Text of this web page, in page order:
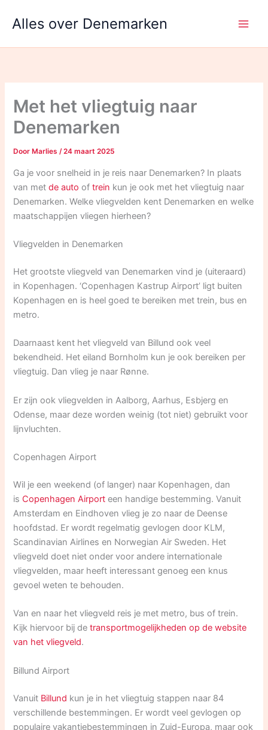
naar
inhoud
Alles over Denemarken
Met het vliegtuig naar
Denemarken
Door Marlies/24 maart 2025
Ga je voor snelheid in je reis naar Denemarken? In plaats
van metde auto oftrein kun je ook met het vliegtuig naar
Denemarken. Welke vliegvelden kent Denemarken en welke
maatschappijen vliegen hierheen?
Vliegvelden in Denemarken
Het grootste vliegveld van Denemarken vind je (uiteraard)
in Kopenhagen. ‘Copenhagen Kastrup Airport’ ligt buiten
Kopenhagen en is heel goed te bereiken met trein, bus en
metro.
Daarnaast kent het vliegveld van Billund ook veel
bekendheid. Het eiland Bornholm kun je ook bereiken per
vliegtuig. Dan vlieg je naar Rønne.
Er zijn ook vliegvelden in Aalborg, Aarhus, Esbjerg en
Odense, maar deze worden weinig (tot niet) gebruikt voor
lijnvluchten.
Copenhagen Airport
Wil je een weekend (of langer) naar Kopenhagen, dan
is Copenhagen Airport een handige bestemming. Vanuit
Amsterdam en Eindhoven vlieg je zo naar de Deense
hoofdstad. Er wordt regelmatig gevlogen door KLM,
Scandinavian Airlines en Norwegian Air Sweden. Het
vliegveld doet niet onder voor andere internationale
vliegvelden, maar heeft interessant genoeg een knus
gevoel weten te behouden.
Van en naar het vliegveld reis je met metro, bus of trein.
Kijk hiervoor bij detransportmogelijkheden op de website
van het vliegveld.
Billund Airport
Vanuit Billund kun je in het vliegtuig stappen naar 84
verschillende bestemmingen. Er wordt veel gevlogen op
populaire vakantiebestemmingen in Zuid-Europa, maar ook